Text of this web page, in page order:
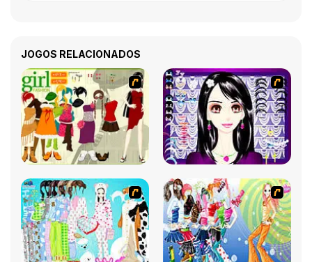
JOGOS RELACIONADOS